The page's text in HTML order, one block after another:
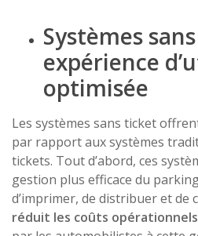
Systèmes
expérience
optimisée
Les systèmes sans ticket
par rapport aux systèmes
tickets. Tout d’abord, ces
gestion plus efficace du
d’imprimer, de distribuer et de
réduit les coûts